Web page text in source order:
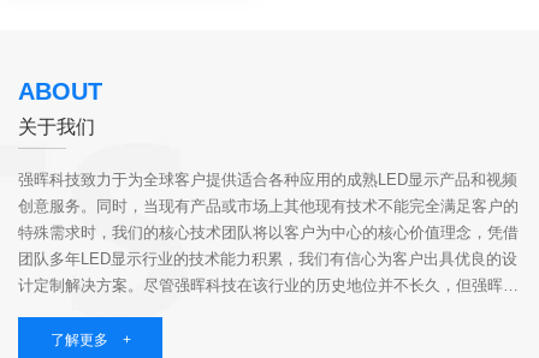
ABOUT
关于我们
强晖科技致力于为全球客户提供适合各种应用的成熟LED显示产品和视频
创意服务。同时，当现有产品或市场上其他现有技术不能完全满足客户的
特殊需求时，我们的核心技术团队将以客户为中心的核心价值理念，凭借
团队多年LED显示行业的技术能力积累，我们有信心为客户出具优良的设
计定制解决方案。尽管强晖科技在该行业的历史地位并不长久，但强晖科
同的价值观和...
了解更多 +